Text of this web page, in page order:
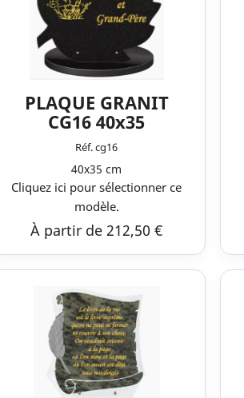
PLAQUE GRANIT
CG16 40x35
Réf. cg16
40x35 cm
Cliquez ici pour sélectionner ce
modèle.
À partir de 212,50 €